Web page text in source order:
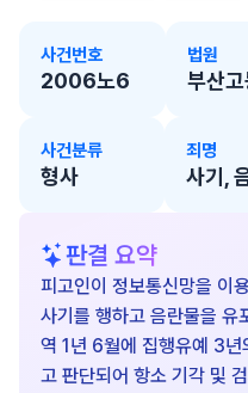
사건번호
2006노6
법원
부산
사건분류
형사
죄명
사기,
판결 요약
피고인이 정보통신망을 이
사기를 행하고 음란물을 유
역 1년 6월에 집행유예 3년
고 판단되어 항소 기각 및